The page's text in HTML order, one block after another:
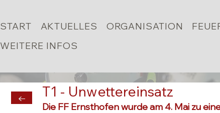
START AKTUELLES ORGANISATION
WEITERE INFOS
T1 - Unwettereinsatz
Die FF Ernsthofen wurde am 4. Mai zu
←